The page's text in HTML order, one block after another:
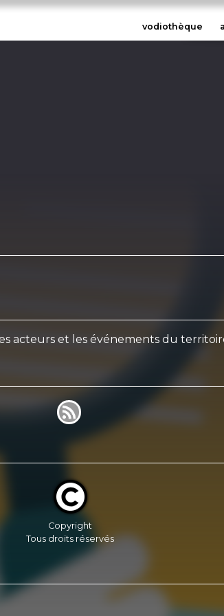
vodiothèque
acteurs et les événements du
Copyright
Tous droits réservés